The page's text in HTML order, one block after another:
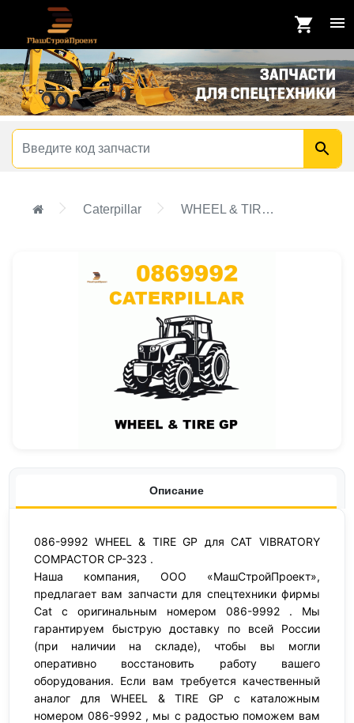
Caterpillar WHEEL & TIRE GP
Описание
086-9992 WHEEL & TIRE GP для CAT VIBRATORY
COMPACTOR CP-323 .
Наша компания, ООО «МашСтройПроект»,
предлагает вам запчасти для спецтехники фирмы
Cat с оригинальным номером 086-9992 . Мы
гарантируем быструю доставку по всей России
(при наличии на складе), чтобы вы могли
оперативно восстановить работу вашего
оборудования. Если вам требуется качественный
аналог для WHEEL & TIRE GP с каталожным
номером 086-9992 , мы с радостью поможем вам